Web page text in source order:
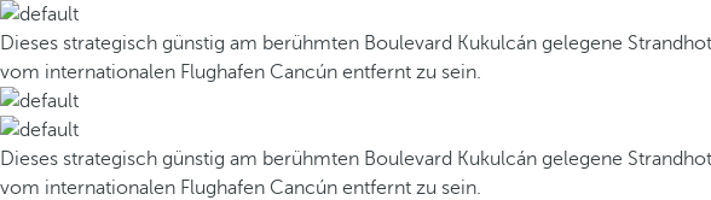
Dieses strategisch günstig am berühmten Boulevard Kukulcán gelegene
vom internationalen Flughafen Cancún entfernt zu sein.
Dieses strategisch günstig am berühmten Boulevard Kukulcán gelegene
vom internationalen Flughafen Cancún entfernt zu sein.